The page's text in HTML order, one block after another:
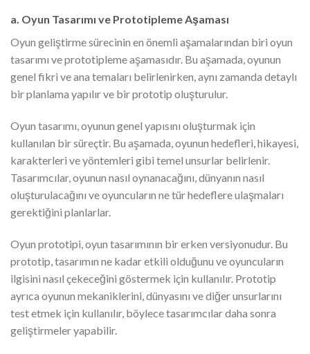
a. Oyun Tasarımı ve Prototipleme Aşaması
Oyun geliştirme sürecinin en önemli aşamalarından biri oyun
tasarımı ve prototipleme aşamasıdır. Bu aşamada, oyunun
genel fikri ve ana temaları belirlenirken, aynı zamanda detaylı
bir planlama yapılır ve bir prototip oluşturulur.
Oyun tasarımı, oyunun genel yapısını oluşturmak için
kullanılan bir süreçtir. Bu aşamada, oyunun hedefleri, hikayesi,
karakterleri ve yöntemleri gibi temel unsurlar belirlenir.
Tasarımcılar, oyunun nasıl oynanacağını, dünyanın nasıl
oluşturulacağını ve oyuncuların ne tür hedeflere ulaşmaları
gerektiğini planlarlar.
Oyun prototipi, oyun tasarımının bir erken versiyonudur. Bu
prototip, tasarımın ne kadar etkili olduğunu ve oyuncuların
ilgisini nasıl çekeceğini göstermek için kullanılır. Prototip
ayrıca oyunun mekaniklerini, dünyasını ve diğer unsurlarını
test etmek için kullanılır, böylece tasarımcılar daha sonra
geliştirmeler yapabilir.